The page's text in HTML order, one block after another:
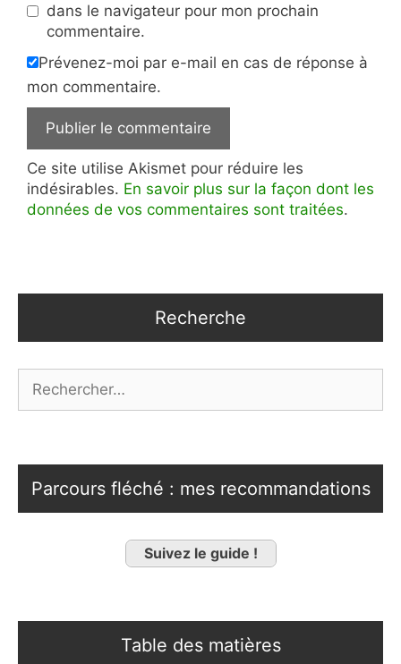
dans le navigateur pour mon prochain
commentaire.
Prévenez-moi par e-mail en cas de réponse à
mon commentaire.
Ce site utilise Akismet pour réduire les
indésirables. En savoir plus sur la façon dont les
données de vos commentaires sont traitées.
Recherche
Parcours fléché : mes recommandations
Suivez le guide !
Table des matières